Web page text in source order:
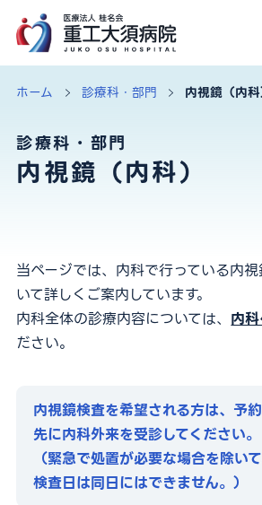
ホーム
当院
当院の特徴
診療科・部門
アクセス・院内MAP
外来担当医表
採用情報 医
ホーム 診療科・部門 内視鏡（内科
診療科・部門
内視鏡（内科）
当ページでは、内科で行っている内
いて詳しくご案内しています。
内科全体の診療内容については、内
ださい。
内視鏡検査を希望される方は、予
先に内科外来を受診してください。
（緊急で処置が必要な場合を除い
検査日は同日にはできません。）